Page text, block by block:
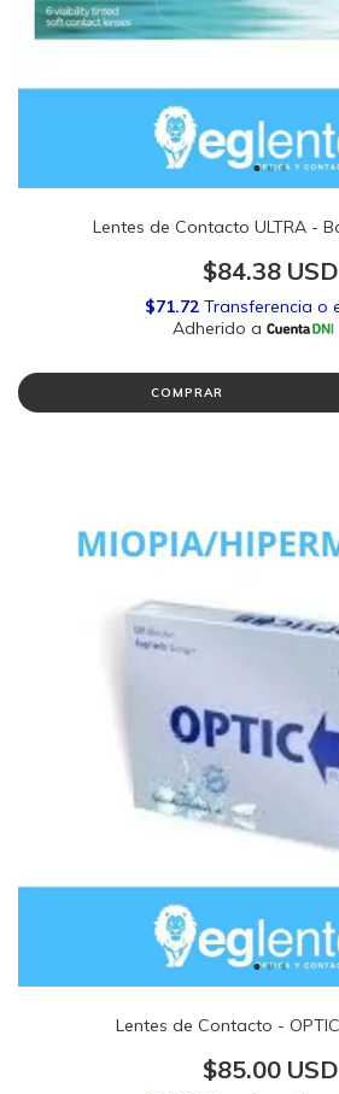
Lentes de Contacto ULTRA -
$84.38 USD
COMPRAR
Lentes de Contacto -
$85.00 USD